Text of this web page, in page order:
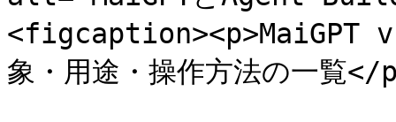
<figcaption><p>MaiGPT
象・用途・操作方法の一